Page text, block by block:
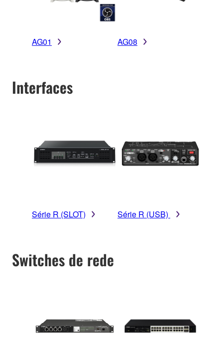
AG01 AG08
Interfaces
Série R (SLOT) Série R (USB)
Switches de rede